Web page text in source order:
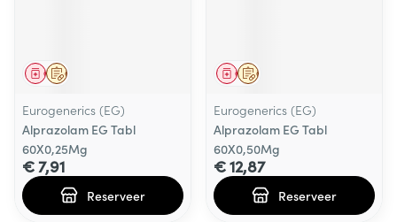
Op voorschrift
Geneesmiddel
Eurogenerics (EG)
Alprazolam EG Tabl
60X0,25Mg
€ 7,91
Reserveer
Op voorschrift
Geneesmiddel
Eurogenerics (EG)
Alprazolam EG Tabl
60X0,50Mg
€ 12,87
Reserveer